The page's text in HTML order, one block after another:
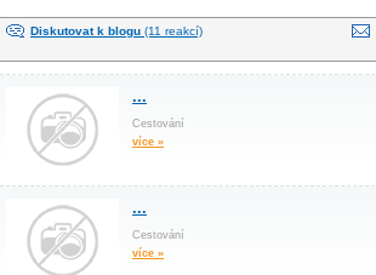
Diskutovat k blogu (11 reakcí)
...
Cestování
více »
...
Cestování
více »